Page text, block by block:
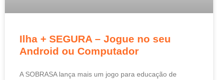
Ilha + SEGURA – Jogue no seu
Android ou Computador
A SOBRASA lança mais um jogo para educação de